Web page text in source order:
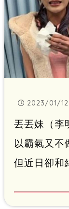
2023/01/12
丟丟妹（李
以霸氣又不
但近日卻和
鬧婚變。
下」今（